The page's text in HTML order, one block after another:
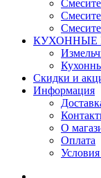
КУХОННЫЕ
Скидки и
Информация
О
Оплата